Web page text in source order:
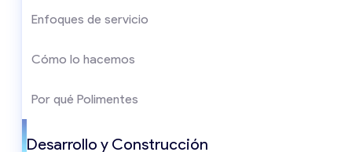
Enfoques de servicio
Cómo lo hacemos
Por qué Polimentes
Desarrollo y Construcción